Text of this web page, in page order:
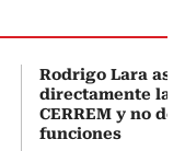
Rodrigo Lara
directamente la
CERREM y no
funciones